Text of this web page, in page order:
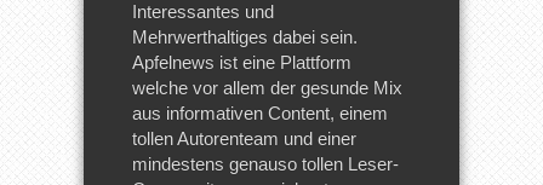
Interessantes und
Mehrwerthaltiges dabei sein.
Apfelnews ist eine Plattform
welche vor allem der gesunde Mix
aus informativen Content, einem
tollen Autorenteam und einer
mindestens genauso tollen Leser-